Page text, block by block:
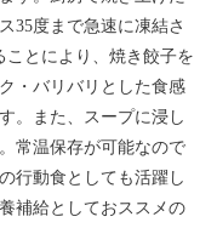
35度まで急速に凍結さ
とにより、焼き餃子を
・バリバリとした食感
。また、スープに浸し
常温保存が可能なので
行動食としても活躍し
補給としておススメの